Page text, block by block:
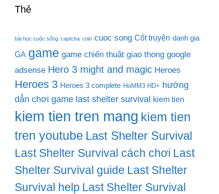
Thẻ
bài học cuộc sống captcha coin cuoc song Cốt truyện danh gia
GA game game chiến thuật giao thong google
adsense Hero 3 might and magic Heroes
Heroes 3 Heroes 3 complete HoMM3 HD+ hướng
dẫn chơi game last shelter survival kiem tien
kiem tien tren mang kiem tien
tren youtube Last Shelter Survival
Last Shelter Survival cách chơi Last
Shelter Survival guide Last Shelter
Survival help Last Shelter Survival